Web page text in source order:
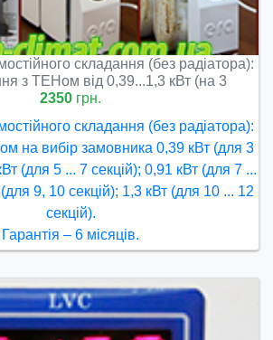
складання (без радіатора):
з ТЕНом від 0,39...1,3 кВт (на 3
2350 грн.
складання (без радіатора):
на вибір замовника 0,39 кВт (для 3
(для 5 ... 7 секцій); 0,91 кВт (для 7 ...
9, 10 секцій); 1,3 кВт (для 10 ... 12
секцій).
Гарантія – 6 місяців.